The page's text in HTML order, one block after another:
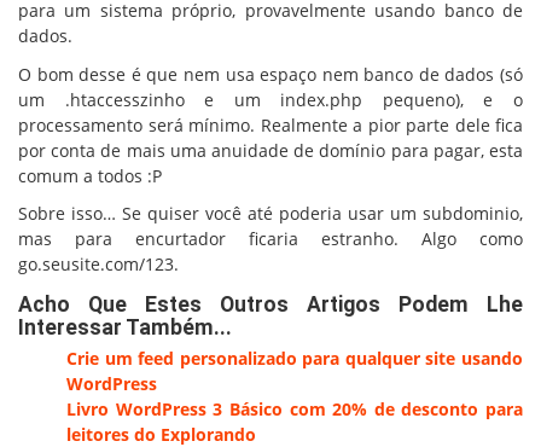
para um sistema próprio, provavelmente usando banco de
dados.
O bom desse é que nem usa espaço nem banco de dados (só
um .htaccesszinho e um index.php pequeno), e o
processamento será mínimo. Realmente a pior parte dele fica
por conta de mais uma anuidade de domínio para pagar, esta
comum a todos :P
Sobre isso… Se quiser você até poderia usar um subdominio,
mas para encurtador ficaria estranho. Algo como
go.seusite.com/123.
Acho Que Estes Outros Artigos Podem Lhe
Interessar Também...
Crie um feed personalizado para qualquer site usando
WordPress
Livro WordPress 3 Básico com 20% de desconto para
leitores do Explorando